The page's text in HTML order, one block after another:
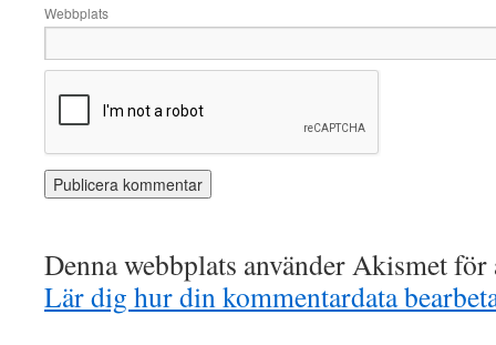
Webbplats
Denna webbplats använder Akismet
Lär dig hur din kommentardata